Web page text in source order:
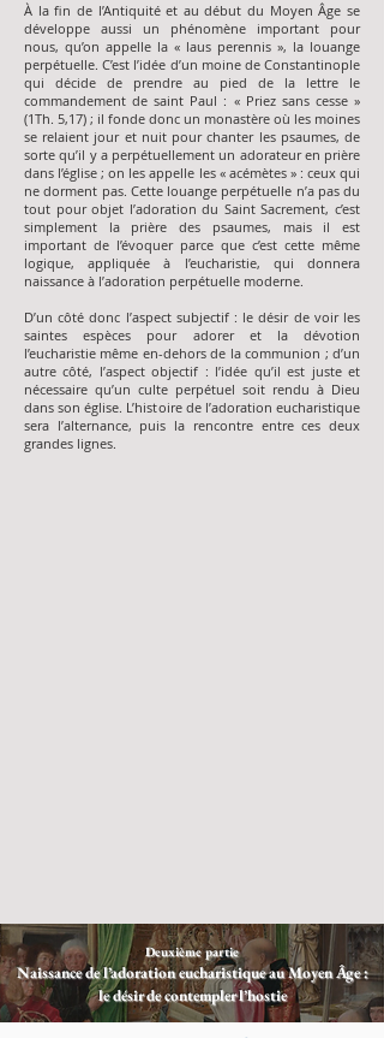
À la fin de l’Antiquité et au début du Moyen Âge se
développe aussi un phénomène important pour
nous, qu’on appelle la « laus perennis », la louange
perpétuelle. C’est l’idée d’un moine de Constantinople
qui décide de prendre au pied de la lettre le
commandement de saint Paul : « Priez sans cesse »
(1Th. 5,17) ; il fonde donc un monastère où les moines
se relaient jour et nuit pour chanter les psaumes, de
sorte qu’il y a perpétuellement un adorateur en prière
dans l’église ; on les appelle les « acémètes » : ceux qui
ne dorment pas. Cette louange perpétuelle n’a pas du
tout pour objet l’adoration du Saint Sacrement, c’est
simplement la prière des psaumes, mais il est
important de l’évoquer parce que c’est cette même
logique, appliquée à l’eucharistie, qui donnera
naissance à l’adoration perpétuelle moderne.
D’un côté donc l’aspect subjectif : le désir de voir les
saintes espèces pour adorer et la dévotion
l’eucharistie même en-dehors de la communion ; d’un
autre côté, l’aspect objectif : l’idée qu’il est juste et
nécessaire qu’un culte perpétuel soit rendu à Dieu
dans son église. L’histoire de l’adoration eucharistique
sera l’alternance, puis la rencontre entre ces deux
grandes lignes.
Deuxième partie
Naissance de l’adoration eucharistique au Moyen Âge :
le désir de contempler l’hostie